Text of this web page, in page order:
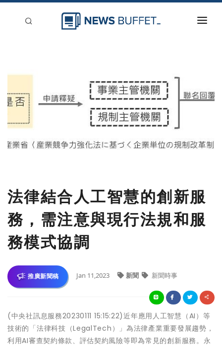
刊登
法律結合人工智慧的創新服
務，需注意與現行法規和服
務模式協調
推廣新聞稿 Jan 11,2023 新聞 新聞時事
(中央社訊息服務20230111 15:15:22)近年應用人工智慧（AI）等
技術的「法律科技（LegalTech）」為法律產業重要發展趨勢，
利用AI審查契約條款、評估契約風險等即為常見的創新服務。永